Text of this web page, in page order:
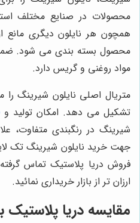
محصولات در صنایع مختلف
همچون هر نایلون دیگری
محصول بسته بندی می شود. ضمن
مواد روغنی و گریس دارد.
متریال اصلی نایلون شیرینگ را
تشکیل می دهد. امکان تولید و
شیرینگ در رنگبندی متفاوت،
جهت خرید نایلون شیرینگ تک
فروش دریا پلاستیک تماس
ارزان تر از بازار خریداری نمائید.
مقایسه دریا پلاستیک